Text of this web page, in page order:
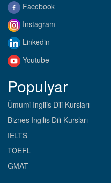
Facebook
Instagram
Linkedin
Youtube
Populyar
Ümumi Ingilis Dili Kursları
Biznes Ingilis Dili Kursları
IELTS
TOEFL
GMAT